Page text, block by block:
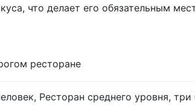
что делает его обязательным
ресторане
Ресторан среднего уровня,